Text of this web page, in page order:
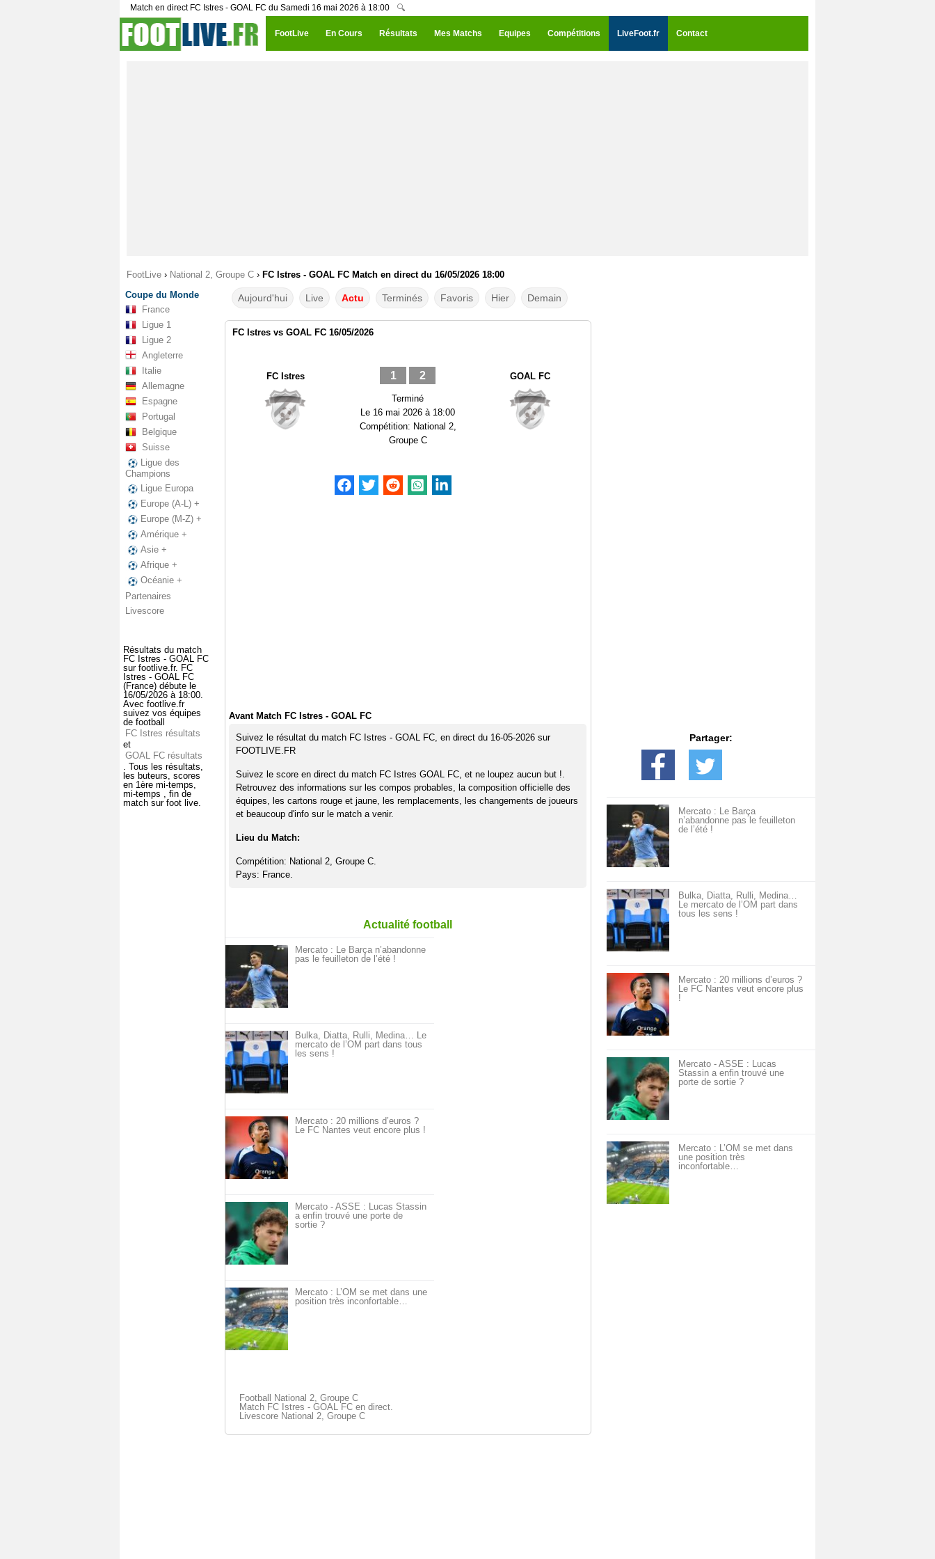
Match en direct FC Istres - GOAL FC du Samedi 16 mai 2026 à 18:00 🔍
FootLive En Cours Résultats Mes Matchs Equipes Compétitions LiveFoot.fr Contact
FootLive › National 2, Groupe C › FC Istres - GOAL FC Match en direct du 16/05/2026 18:00
Coupe du Monde
France
Ligue 1
Ligue 2
Angleterre
Italie
Allemagne
Espagne
Portugal
Belgique
Suisse
Ligue des
Champions
Ligue Europa
Europe (A-L) +
Europe (M-Z) +
Amérique +
Asie +
Afrique +
Océanie +
Partenaires
Livescore
Résultats du match
FC Istres - GOAL FC
sur footlive.fr. FC
Istres - GOAL FC
(France) débute le
16/05/2026 à 18:00.
Avec footlive.fr
suivez vos équipes
de football
FC Istres résultats
et
GOAL FC résultats
. Tous les résultats,
les buteurs, scores
en 1ère mi-temps,
mi-temps , fin de
match sur foot live.
Aujourd'hui Live Actu Terminés Favoris Hier Demain
FC Istres vs GOAL FC 16/05/2026
FC Istres 1 2
Terminé
Le 16 mai 2026 à 18:00
Compétition: National 2,
Groupe C
GOAL FC
Avant Match FC Istres - GOAL FC
Suivez le résultat du match FC Istres - GOAL FC, en direct du 16-05-2026 sur
FOOTLIVE.FR
Suivez le score en direct du match FC Istres GOAL FC, et ne loupez aucun but !.
Retrouvez des informations sur les compos probables, la composition officielle des
équipes, les cartons rouge et jaune, les remplacements, les changements de joueurs
et beaucoup d'info sur le match a venir.
Lieu du Match:
Compétition: National 2, Groupe C.
Pays: France.
Actualité football
Mercato : Le Barça n’abandonne
pas le feuilleton de l’été !
Bulka, Diatta, Rulli, Medina… Le
mercato de l’OM part dans tous
les sens !
Mercato : 20 millions d’euros ?
Le FC Nantes veut encore plus !
Mercato - ASSE : Lucas Stassin
a enfin trouvé une porte de
sortie ?
Mercato : L’OM se met dans une
position très inconfortable…
Football National 2, Groupe C
Match FC Istres - GOAL FC en direct.
Livescore National 2, Groupe C
Partager:
Mercato : Le Barça
n’abandonne pas le feuilleton
de l’été !
Bulka, Diatta, Rulli, Medina…
Le mercato de l’OM part dans
tous les sens !
Mercato : 20 millions d’euros ?
Le FC Nantes veut encore plus
!
Mercato - ASSE : Lucas
Stassin a enfin trouvé une
porte de sortie ?
Mercato : L’OM se met dans
une position très
inconfortable…